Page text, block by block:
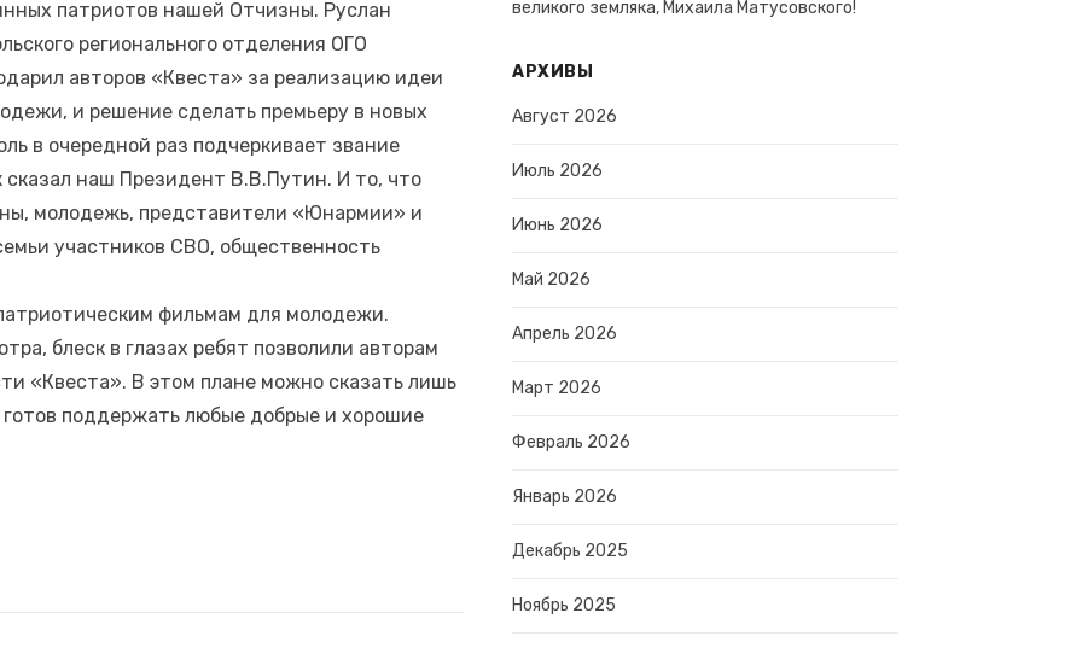
патриотов нашей Отчизны. Руслан
регионального отделения ОГО
авторов «Квеста» за реализацию идеи
и решение сделать премьеру в новых
в очередной раз подчеркивает звание
сказал наш Президент В.В.Путин. И то, что
молодежь, представители «Юнармии» и
участников СВО, общественность
фильмам для молодежи.
блеск в глазах ребят позволили авторам
«Квеста». В этом плане можно сказать лишь
поддержать любые добрые и хорошие
великого земляка, Михаила Матусовского!
АРХИВЫ
Август 2026
Июль 2026
Июнь 2026
Май 2026
Апрель 2026
Март 2026
Февраль 2026
Январь 2026
Декабрь 2025
Ноябрь 2025